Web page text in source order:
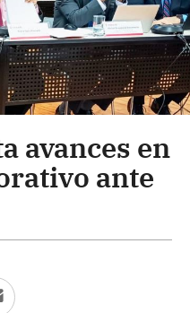
avances en
ante